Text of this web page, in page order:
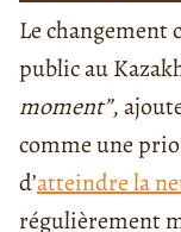
Le changement
public au
moment”,
comme une
d’atteindre la
régulièrement